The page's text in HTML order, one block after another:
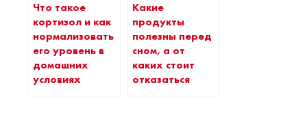
Что такое
кортизол и как
нормализовать
его уровень в
домашних
условиях
Какие
продукты
полезны перед
сном, а от
каких стоит
отказаться